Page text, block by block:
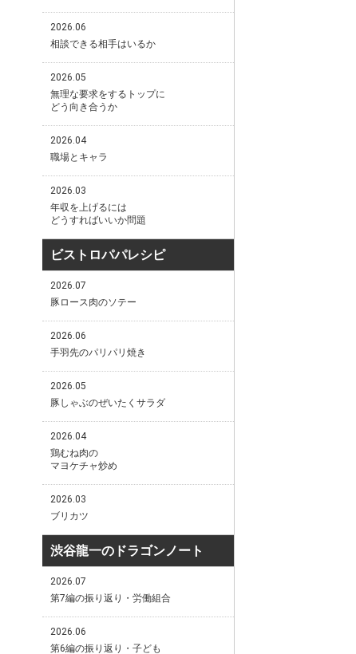
2026.06
相談できる相手はいるか
2026.05
無理な要求をするトップに
どう向き合うか
2026.04
職場とキャラ
2026.03
年収を上げるには
どうすればいいか問題
ビストロパパレシピ
2026.07
豚ロース肉のソテー
2026.06
手羽先のパリパリ焼き
2026.05
豚しゃぶのぜいたくサラダ
2026.04
鶏むね肉の
マヨケチャ炒め
2026.03
ブリカツ
渋谷龍一のドラゴンノート
2026.07
第7編の振り返り・労働組合
2026.06
第6編の振り返り・子ども